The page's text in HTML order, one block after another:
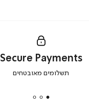
secure
|
Secure Payments
תשלומים מאובטחים